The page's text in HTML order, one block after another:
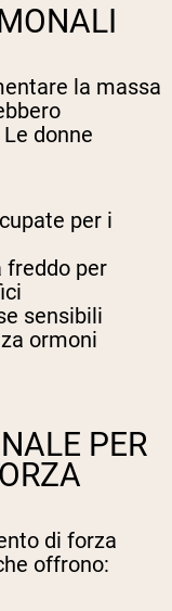
la massa
donne
per i
freddo per
sensibili
ormoni
PER
di forza
offrono: